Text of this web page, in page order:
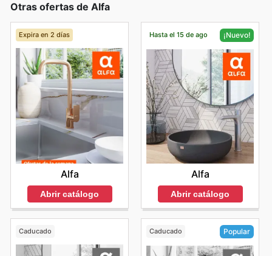
Otras ofertas de Alfa
Expira en 2 días
Alfa
Abrir catálogo
Hasta el 15 de ago ¡Nuevo!
Alfa
Abrir catálogo
Caducado Caducado Popular